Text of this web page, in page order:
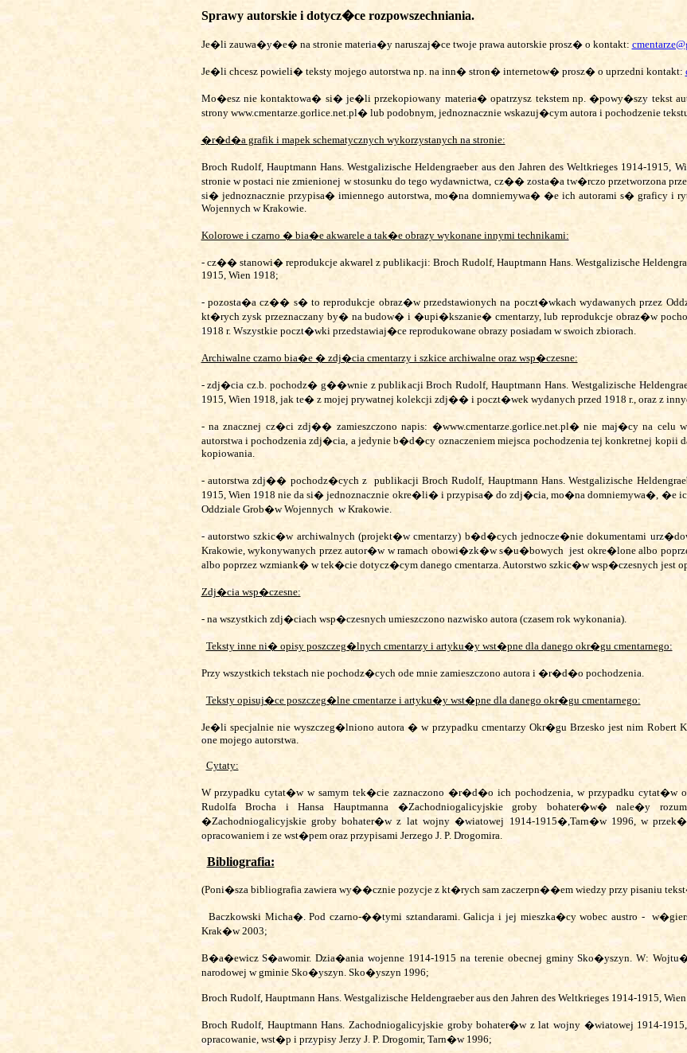
Sprawy autorskie i dotycz�ce rozpowszechniania.
Je�li zauwa�y�e� na stronie materia�y naruszaj�ce twoje prawa autorskie prosz� o kontakt:
Je�li chcesz powieli� teksty mojego autorstwa np. na inn� stron� internetow� prosz� o uprzedni kontakt:
Mo�esz nie kontaktowa� si� je�li przekopiowany materia� opatrzysz tekstem np. �powy�szy tekst
strony www.cmentarze.gorlice.net.pl� lub podobnym, jednoznacznie wskazuj�cym autora i pochodzenie
�r�d�a grafik i mapek schematycznych wykorzystanych na stronie:
Broch Rudolf, Hauptmann Hans.Westgalizische Heldengraeber aus den Jahren des Weltkrieges 1914-
stronie w postaci nie zmienionej w stosunku do tego wydawnictwa, cz�� zosta�a tw�rczo przetworzona
si� jednoznacznie przypisa� imiennego autorstwa, mo�na domniemywa� �e ich autorami s� graficy i
Wojennych w Krakowie.
Kolorowe i czarno � bia�e akwarele a tak�e obrazy wykonane innymi technikami:
- cz�� stanowi� reprodukcje akwarel z publikacji: Broch Rudolf, Hauptmann Hans.Westgalizische
1915, Wien 1918;
- pozosta�a cz�� s� to reprodukcje obraz�w przedstawionych na poczt�wkach wydawanych przez
kt�rych zysk przeznaczany by� na budow� i �upi�kszanie� cmentarzy, lub reprodukcje obraz�w
1918 r. Wszystkie poczt�wki przedstawiaj�ce reprodukowane obrazy posiadam w swoich zbiorach.
Archiwalne czarno bia�e � zdj�cia cmentarzy i szkice archiwalne oraz wsp�czesne:
- zdj�cia cz.b. pochodz� g��wnie z publikacji Broch Rudolf, Hauptmann Hans. Westgalizische
1915, Wien 1918, jak te� z mojej prywatnej kolekcji zdj�� i poczt�wek wydanych przed 1918 r., oraz z
- na znacznej cz�ci zdj�� zamieszczono napis: �www.cmentarze.gorlice.net.pl� nie maj�cy na celu
autorstwa i pochodzenia zdj�cia, a jedynie b�d�cy oznaczeniem miejsca pochodzenia tej konkretnej kopii
kopiowania.
- autorstwa zdj�� pochodz�cych z
publikacji Broch Rudolf, Hauptmann Hans. Westgalizische
1915, Wien 1918 nie da si� jednoznacznie okre�li� i przypisa� do zdj�cia, mo�na domniemywa�, �e
Oddziale Grob�w Wojennych w Krakowie.
- autorstwo szkic�w archiwalnych (projekt�w cmentarzy) b�d�cych jednocze�nie dokumentami
Krakowie, wykonywanych przez autor�w w ramach obowi�zk�w s�u�bowych jest okre�lone albo
albo poprzez wzmiank� w tek�cie dotycz�cym danego cmentarza. Autorstwo szkic�w wsp�czesnych jest
Zdj�cia wsp�czesne:
- na wszystkich zdj�ciach wsp�czesnych umieszczono nazwisko autora (czasem rok wykonania).
Teksty inne ni� opisy poszczeg�lnych cmentarzy i artyku�y wst�pne dla danego okr�gu cmentarnego:
Przy wszystkich tekstach nie pochodz�cych ode mnie zamieszczono autora i �r�d�o pochodzenia.
Teksty opisuj�ce poszczeg�lne cmentarze i artyku�y wst�pne dla danego okr�gu cmentarnego:
Je�li specjalnie nie wyszczeg�lniono autora � w przypadku cmentarzy Okr�gu Brzesko jest nim
one mojego autorstwa.
Cytaty:
W przypadku cytat�w w samym tek�cie zaznaczono �r�d�o ich pochodzenia, w przypadku cytat�w
Rudolfa Brocha i Hansa Hauptmanna �Zachodniogalicyjskie groby bohater�w� nale�y
�Zachodniogalicyjskie groby bohater�w z lat wojny �wiatowej 1914-1915�,Tarn�w 1996, w
opracowaniem i ze wst�pem oraz przypisami Jerzego J. P. Drogomira.
Bibliografia:
(Poni�sza bibliografia zawiera wy��cznie pozycje z kt�rych sam zaczerpn��em wiedzy przy pisaniu
Baczkowski Micha�. Pod czarno-��tymi sztandarami. Galicja i jej mieszka�cy wobec austro -
Krak�w 2003;
B�a�ewicz S�awomir. Dzia�ania wojenne 1914-1915 na terenie obecnej gminy Sko�yszyn. W:
narodowej w gminie Sko�yszyn. Sko�yszyn 1996;
Broch Rudolf, Hauptmann Hans. Westgalizische Heldengraeber aus den Jahren des Weltkrieges 1914-1915,
Broch Rudolf, Hauptmann Hans. Zachodniogalicyjskie groby bohater�w z lat wojny �wiatowej 1914-
opracowanie, wst�p i przypisy Jerzy J. P. Drogomir, Tarn�w 1996;